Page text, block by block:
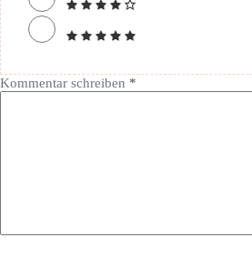
Kommentar schreiben *